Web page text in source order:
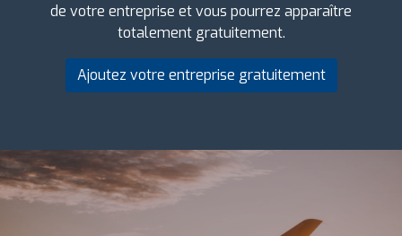
de votre entreprise et vous pourrez apparaître
totalement gratuitement.
Ajoutez votre entreprise gratuitement